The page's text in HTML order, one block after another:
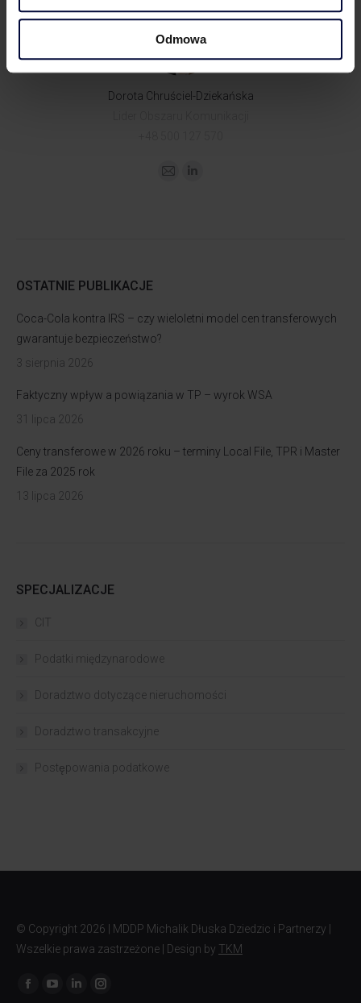
Odmowa
Dorota Chruściel-Dziekańska
OSTATNIE PUBLIKACJE
Coca-Cola kontra IRS – czy wieloletni model cen transferowych
gwarantuje bezpieczeństwo?
3 sierpnia 2026
Faktyczny wpływ a powiązania w TP – wyrok WSA
31 lipca 2026
Ceny transferowe w 2026 roku – terminy Local File, TPR i Master
File za 2025 rok
13 lipca 2026
SPECJALIZACJE
CIT
Podatki międzynarodowe
Doradztwo dotyczące nieruchomości
Doradztwo transakcyjne
Postępowania podatkowe
© Copyright 2026 | MDDP Michalik Dłuska Dziedzic i Partnerzy |
Wszelkie prawa zastrzeżone | Design by TKM
Znajdź nas na: